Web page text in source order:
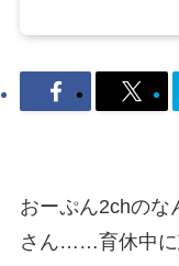
おーぷん2chのな
さん……育休中に